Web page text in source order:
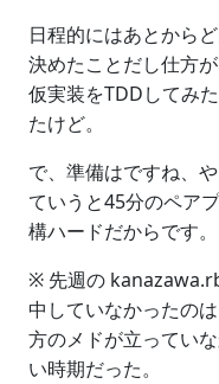
日程的にはあとから
決めたことだし仕方
仮実装をTDDしてみ
たけど。
で、準備はですね、
ていうと45分のペア
構ハードだからです。
※ 先週の
中していなかったの
方のメドが立ってい
い時期だった。